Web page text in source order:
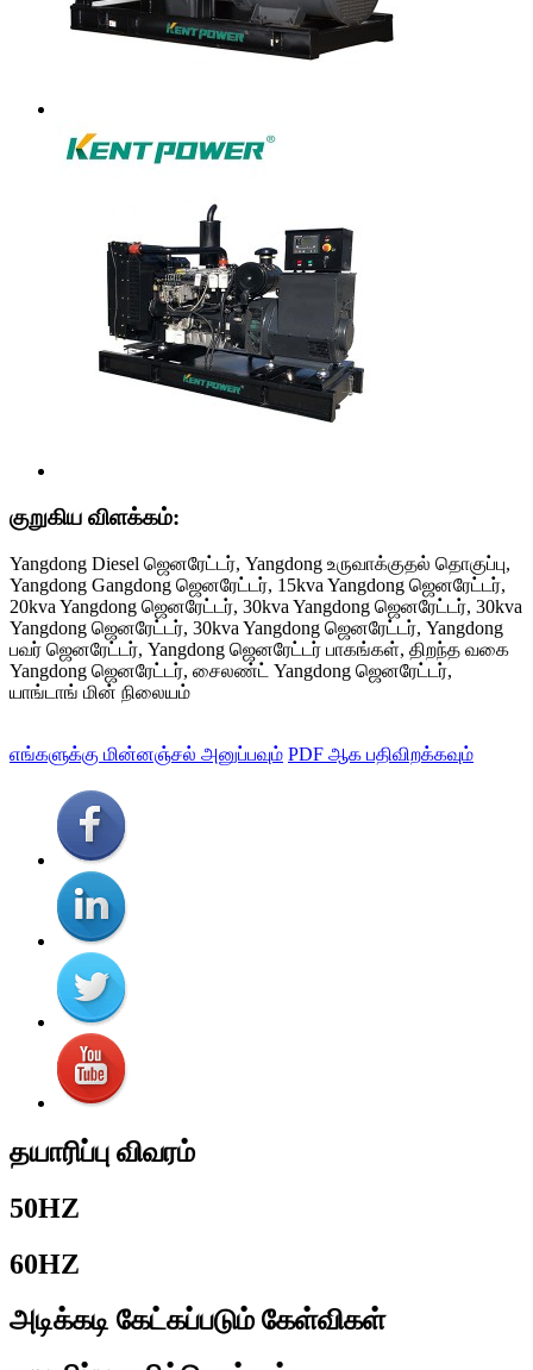
குறுகிய விளக்கம்:
Yangdong Diesel ஜெனரேட்டர், Yangdong உருவாக்குதல் தொகுப்பு,
Yangdong Gangdong ஜெனரேட்டர், 15kva Yangdong ஜெனரேட்டர்,
20kva Yangdong ஜெனரேட்டர், 30kva Yangdong ஜெனரேட்டர், 30kva
Yangdong ஜெனரேட்டர், 30kva Yangdong ஜெனரேட்டர், Yangdong
பவர் ஜெனரேட்டர், Yangdong ஜெனரேட்டர் பாகங்கள், திறந்த வகை
Yangdong ஜெனரேட்டர், சைலண்ட் Yangdong ஜெனரேட்டர்,
யாங்டாங் மின் நிலையம்
எங்களுக்கு மின்னஞ்சல் அனுப்பவும் PDF ஆக பதிவிறக்கவும்
தயாரிப்பு விவரம்
50HZ
60HZ
அடிக்கடி கேட்கப்படும் கேள்விகள்